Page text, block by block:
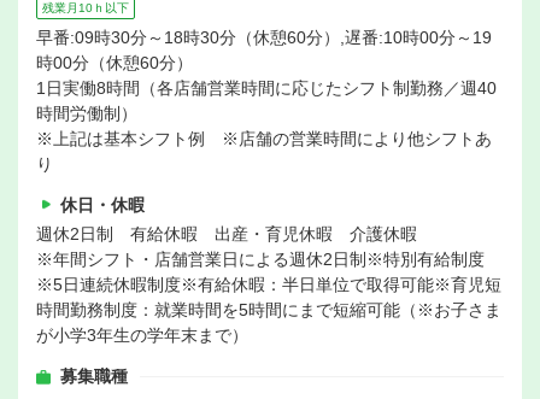
残業月10ｈ以下
早番:09時30分～18時30分（休憩60分）,遅番:10時00分～19
時00分（休憩60分）
1日実働8時間（各店舗営業時間に応じたシフト制勤務／週40
時間労働制）
※上記は基本シフト例 ※店舗の営業時間により他シフトあ
り
休日・休暇
週休2日制 有給休暇 出産・育児休暇 介護休暇
※年間シフト・店舗営業日による週休2日制※特別有給制度
※5日連続休暇制度※有給休暇：半日単位で取得可能※育児短
時間勤務制度：就業時間を5時間にまで短縮可能（※お子さま
が小学3年生の学年末まで）
募集職種